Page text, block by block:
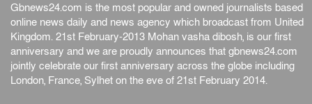
Gbnews24.com is the most popular and owned journalists based
online news daily and news agency which broadcast from United
Kingdom. 21st February-2013 Mohan vasha dibosh, is our first
anniversary and we are proudly announces that gbnews24.com
jointly celebrate our first anniversary across the globe including
London, France, Sylhet on the eve of 21st February 2014.